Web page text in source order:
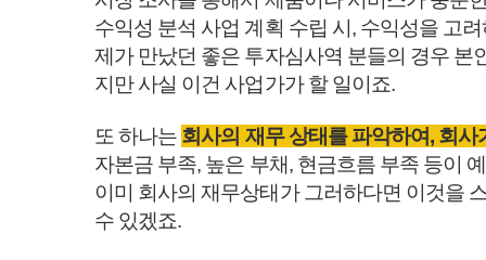
수익성 분석 사업 계획 수립 시, 수익성을 고
제가 만났던 좋은 투자심사역 분들의 경우 본
지만 사실 이건 사업가가 할 일이죠.
또 하나는 회사의 재무 상태를 파악하여, 회
자본금 부족, 높은 부채, 현금흐름 부족 등이
이미 회사의 재무상태가 그러하다면 이것을
수 있겠죠.